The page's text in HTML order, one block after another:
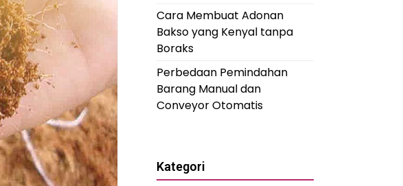
Cara Membuat Adonan
Bakso yang Kenyal tanpa
Boraks
Perbedaan Pemindahan
Barang Manual dan
Conveyor Otomatis
Kategori